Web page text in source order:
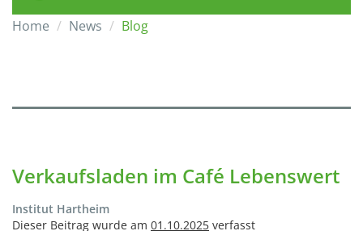
Home News Blog
Verkaufsladen im Café Lebenswert
Institut Hartheim
Dieser Beitrag wurde am 01.10.2025 verfasst